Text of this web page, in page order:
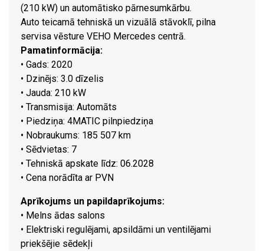
(210 kW) un automātisko pārnesumkārbu.
Auto teicamā tehniskā un vizuālā stāvoklī, pilna
servisa vēsture VEHO Mercedes centrā.
Pamatinformācija:
• Gads: 2020
• Dzinējs: 3.0 dīzelis
• Jauda: 210 kW
• Transmisija: Automāts
• Piedziņa: 4MATIC pilnpiedziņa
• Nobraukums: 185 507 km
• Sēdvietas: 7
• Tehniskā apskate līdz: 06.2028
• Cena norādīta ar PVN
Aprīkojums un papildaprīkojums:
• Melns ādas salons
• Elektriski regulējami, apsildāmi un ventilējami
priekšējie sēdekļi